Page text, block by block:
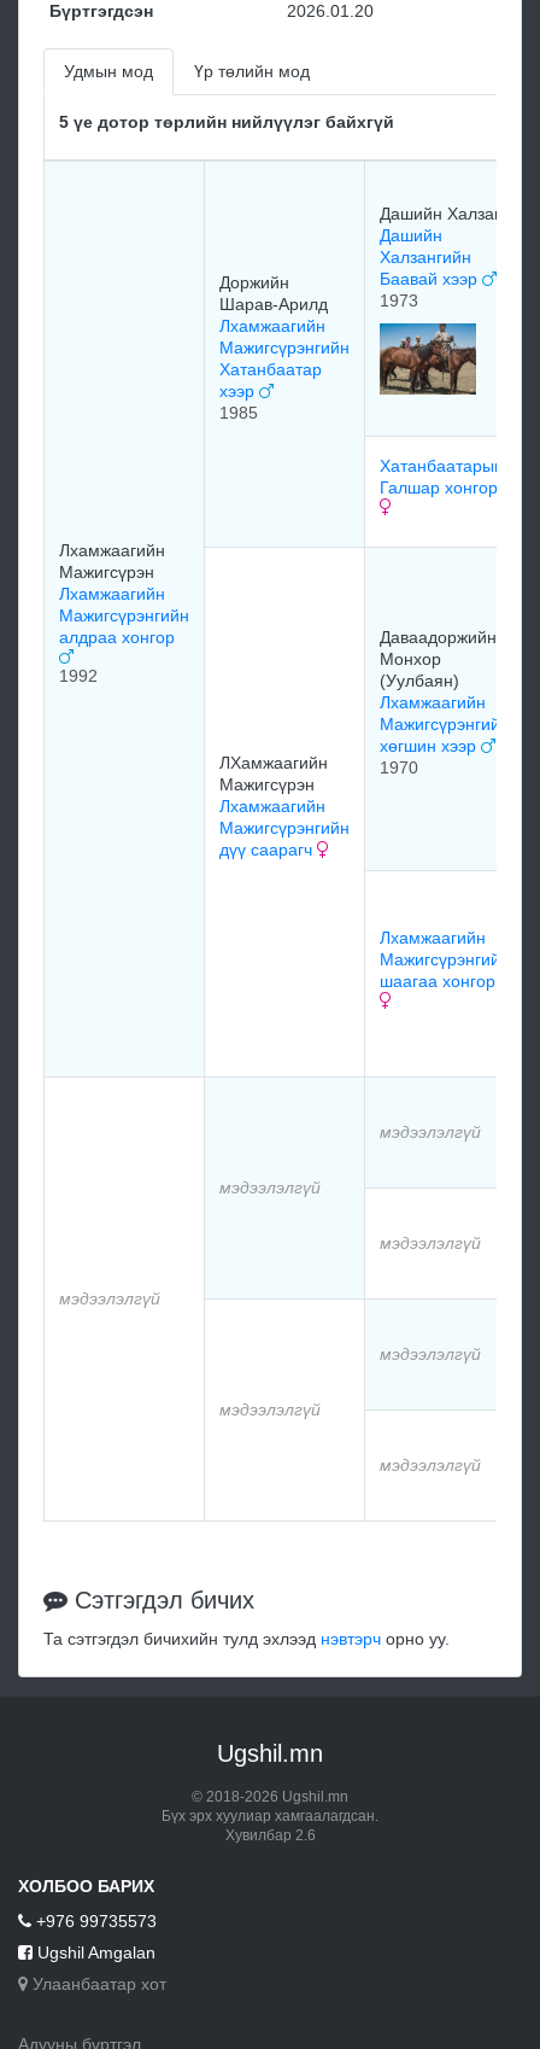
Бүртгэгдсэн
2026.01.20
Удмын мод Үр төлийн мод
5 үе дотор төрлийн нийлүүлэг байхгүй
Лхамжаагийн
Мажигсүрэн
Лхамжаагийн
Мажигсүрэнгийн
алдраа хонгор
1992
Доржийн
Шарав-Арилд
Лхамжаагийн
Мажигсүрэнгийн
Хатанбаатар
хээр
1985
Дашийн Халзан
Дашийн
Халзангийн
Баавай хээр
1973
Хатанбаатарын
Галшар хонгор
ЛХамжаагийн
Мажигсүрэн
Лхамжаагийн
Мажигсүрэнгийн
дүү саарагч
Даваадоржийн
Монхор
(Уулбаян)
Лхамжаагийн
Мажигсүрэнгийн
хөгшин хээр
1970
Лхамжаагийн
Мажигсүрэнгийн
шаагаа хонгор
мэдээлэлгүй
мэдээлэлгүй
мэдээлэлгүй
мэдээлэлгүй
мэдээлэлгүй
мэдээлэлгүй
мэдээлэлгүй
Сэтгэгдэл бичих
Та сэтгэгдэл бичихийн тулд эхлээд нэвтэрч орно уу.
Ugshil.mn
© 2018-2026 Ugshil.mn
Бүх эрх хуулиар хамгаалагдсан.
Хувилбар 2.6
ХОЛБОО БАРИХ
+976 99735573
Ugshil Amgalan
Улаанбаатар хот
Адууны бүртгэл